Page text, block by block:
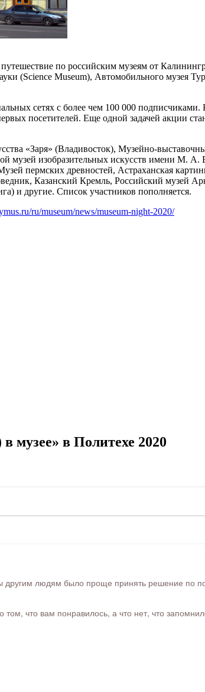
по российским музеям от
(Science Museum), Автомобильного музея
сетях с более чем 100 000
посетителей. Еще одной задачей акции
«Заря» (Владивосток), Музейно-
музей изобразительных искусств имени М.
пермских древностей, Астраханская
Казанский Кремль, Российский музей
и другие. Список участников пополняется.
ru/museum/news/museum-night-2020/
музее» в Политехе 2020
людям было проще принять решение по
что вам понравилось, а что нет, что